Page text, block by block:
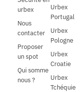
urbex
Nous
contacter
Proposer
un spot
Qui somme
nous ?
Urbex
Portugal
Urbex
Pologne
Urbex
Croatie
Urbex
Tchéquie